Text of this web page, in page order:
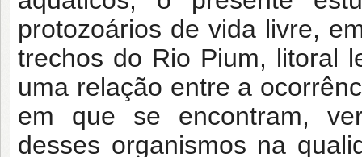
protozoários de vida livre,
trechos do Rio Pium, litoral
uma relação entre a
em que se encontram,
desses organismos na